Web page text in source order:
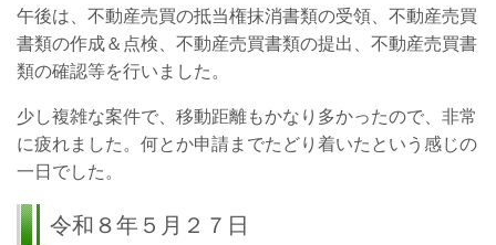
午後は、不動産売買の抵当権抹消書類の受領、不動産売買
書類の作成＆点検、不動産売買書類の提出、不動産売買書
類の確認等を行いました。
少し複雑な案件で、移動距離もかなり多かったので、非常
に疲れました。何とか申請までたどり着いたという感じの
一日でした。
令和８年５月２７日